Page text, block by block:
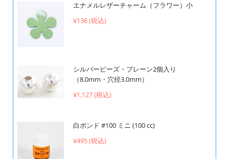
エナメルレザーチャーム（フラワー）小
¥136 (税込)
シルバービーズ・プレーン2個入り
（8.0mm・穴径3.0mm）
¥1,127 (税込)
白ボンド #100 ミニ (100 cc)
¥495 (税込)